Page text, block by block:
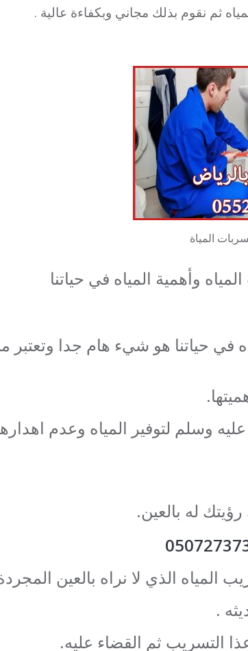
ثم نقوم بذلك مجاني وبكفاءة عالية .
المياة
وأهمية المياه في حياتنا
في حياتنا هو شيء هام جدا
وسلم لتوفير المياه وعدم
له بالعين.
الذي لا نراه بالعين
.
التسريب ثم القضاء عليه.